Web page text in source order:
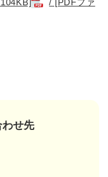
/ [PDFファ
わせ先